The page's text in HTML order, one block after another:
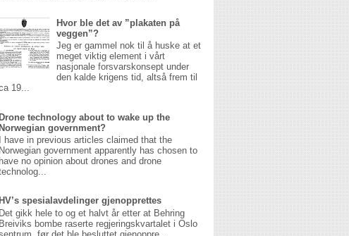
Hvor ble det av ”plakaten på
veggen”?
Jeg er gammel nok til å huske at et
meget viktig element i vårt
nasjonale forsvarskonsept under
den kalde krigens tid, altså frem til
19...
Drone technology about to wake up the
Norwegian government?
I have in previous articles claimed that the
Norwegian government apparently has chosen to
have no opinion about drones and drone
HV’s spesialavdelinger gjenopprettes
Det gikk hele to og et halvt år etter at Behring
Breiviks bombe raserte regjeringskvartalet i Oslo